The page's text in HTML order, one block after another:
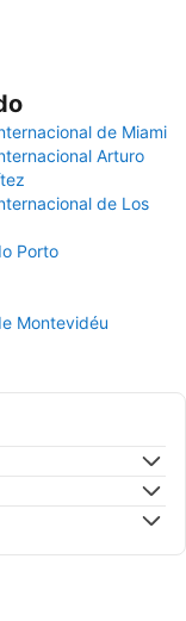
de Miami
Arturo
de Los
Porto
Montevidéu